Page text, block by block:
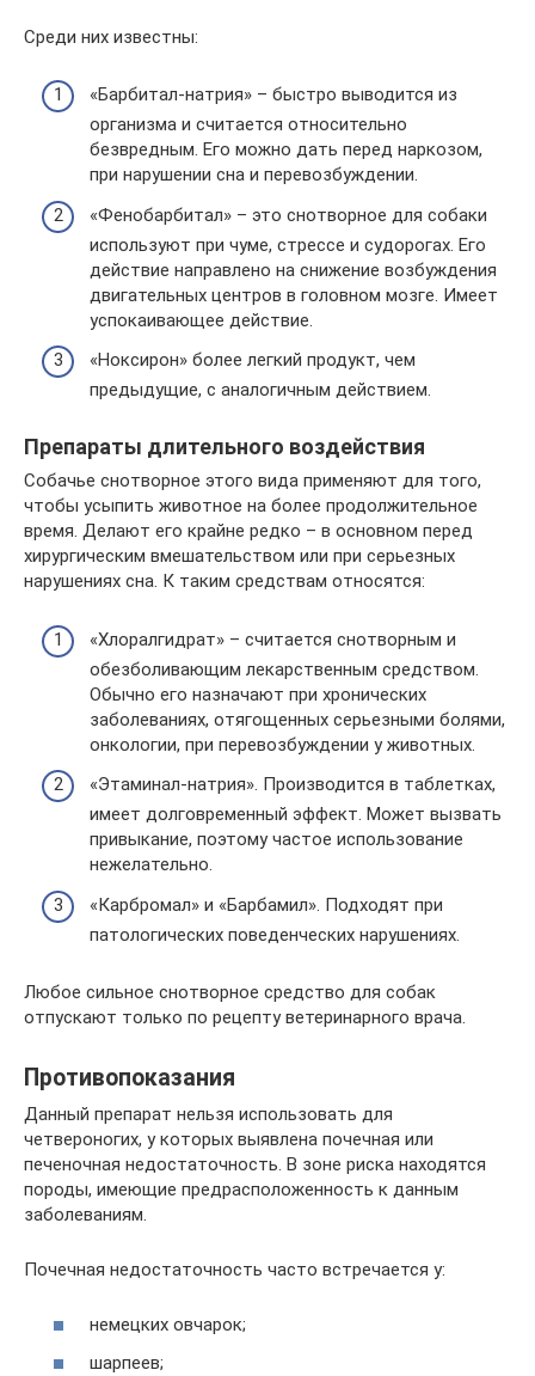
Среди них известны:
«Барбитал-натрия» – быстро выводится из
организма и считается относительно
безвредным. Его можно дать перед наркозом,
при нарушении сна и перевозбуждении.
«Фенобарбитал» – это снотворное для собаки
используют при чуме, стрессе и судорогах. Его
действие направлено на снижение возбуждения
двигательных центров в головном мозге. Имеет
успокаивающее действие.
«Ноксирон» более легкий продукт, чем
предыдущие, с аналогичным действием.
Препараты длительного воздействия
Собачье снотворное этого вида применяют для того,
чтобы усыпить животное на более продолжительное
время. Делают его крайне редко – в основном перед
хирургическим вмешательством или при серьезных
нарушениях сна. К таким средствам относятся:
«Хлоралгидрат» – считается снотворным и
обезболивающим лекарственным средством.
Обычно его назначают при хронических
заболеваниях, отягощенных серьезными болями,
онкологии, при перевозбуждении у животных.
«Этаминал-натрия». Производится в таблетках,
имеет долговременный эффект. Может вызвать
привыкание, поэтому частое использование
нежелательно.
«Карбромал» и «Барбамил». Подходят при
патологических поведенческих нарушениях.
Любое сильное снотворное средство для собак
отпускают только по рецепту ветеринарного врача.
Противопоказания
Данный препарат нельзя использовать для
четвероногих, у которых выявлена почечная или
печеночная недостаточность. В зоне риска находятся
породы, имеющие предрасположенность к данным
заболеваниям.
Почечная недостаточность часто встречается у:
немецких овчарок;
шарпеев;